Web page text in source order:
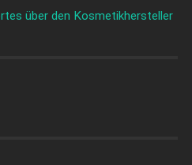
über den Kosmetikhersteller